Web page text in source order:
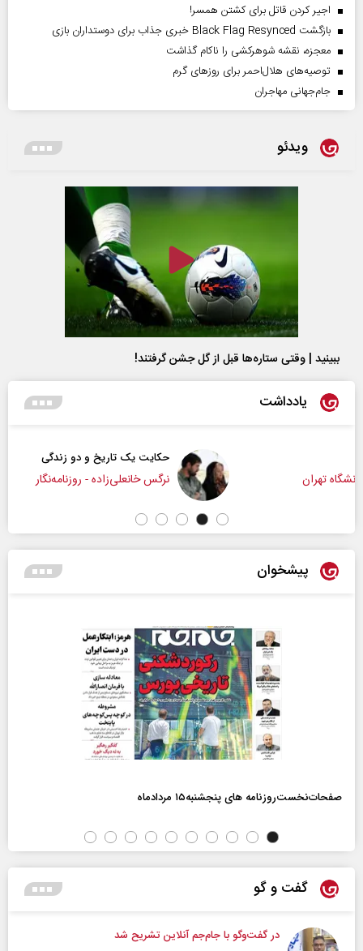
اجیر کردن قاتل برای کشتن همسر!
بازگشت Black Flag Resynced خبری جذاب برای دوستداران بازی
معجزه، نقشه شوهرکشی را ناکام گذاشت
توصیه‌های هلال‌احمر برای روز‌های گرم
جام‌جهانی مهاجران
ویدئو
ببینید | وقتی ستاره‌ها قبل از گل جشن گرفتند!
یادداشت
حکایت یک تاریخ و دو زندگی
نرگس خانعلی‌زاده - روزنامه‌نگار
پیشخوان
صفحات‌نخست‌روزنامه ها‌ی پنجشنبه‌۱۵ مردادماه
گفت و گو
در گفت‌و‌گو با جام‌جم آنلاین تشریح شد